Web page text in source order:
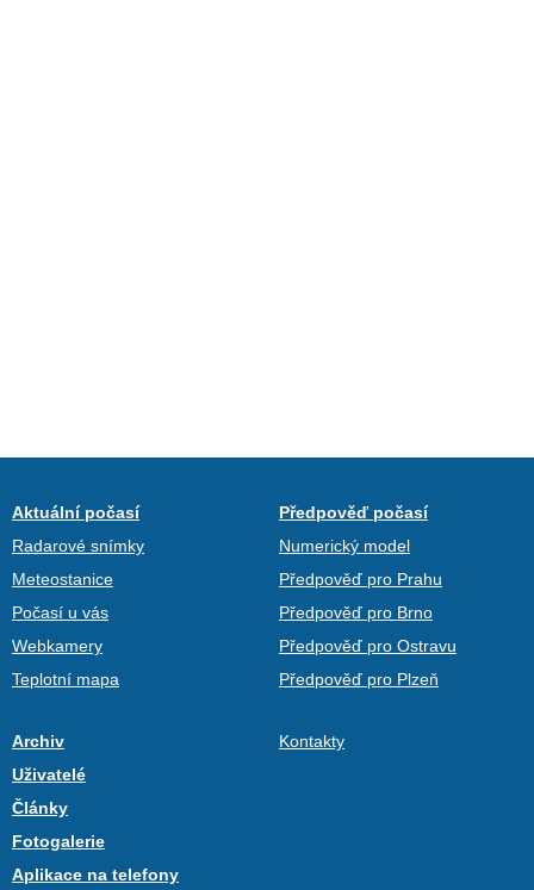
Aktuální počasí
Radarové snímky
Meteostanice
Počasí u vás
Webkamery
Teplotní mapa
Předpověď počasí
Numerický model
Předpověď pro Prahu
Předpověď pro Brno
Předpověď pro Ostravu
Předpověď pro Plzeň
Archiv
Uživatelé
Články
Fotogalerie
Aplikace na telefony
Kontakty